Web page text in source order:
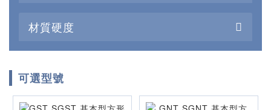
材質硬度
可選型號